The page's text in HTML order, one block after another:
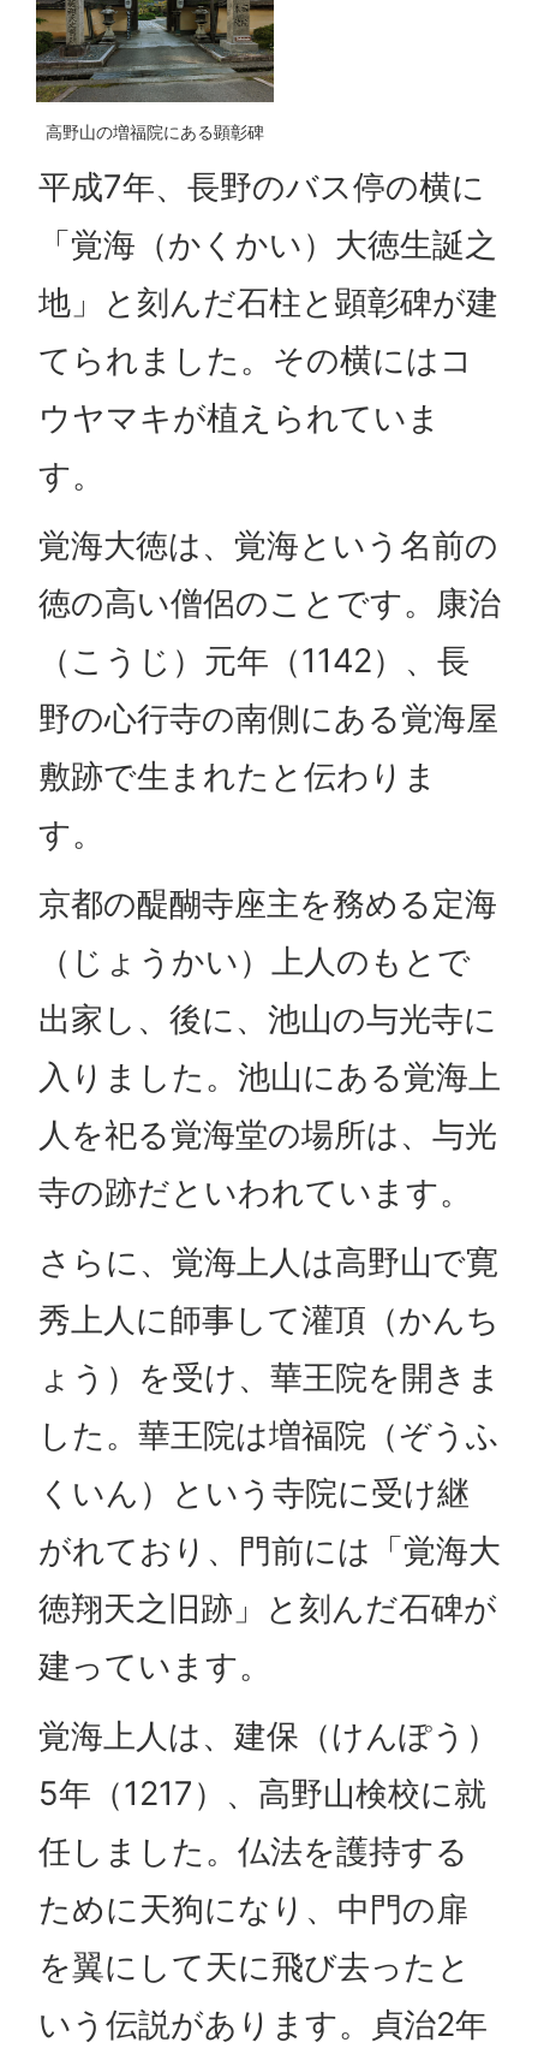
高野山の増福院にある顕彰碑
平成7年、長野のバス停の横に
「覚海（かくかい）大徳生誕之
地」と刻んだ石柱と顕彰碑が建
てられました。その横にはコ
ウヤマキが植えられていま
す。
覚海大徳は、覚海という名前の
徳の高い僧侶のことです。康治
（こうじ）元年（1142）、長
野の心行寺の南側にある覚海屋
敷跡で生まれたと伝わりま
す。
京都の醍醐寺座主を務める定海
（じょうかい）上人のもとで
出家し、後に、池山の与光寺に
入りました。池山にある覚海上
人を祀る覚海堂の場所は、与光
寺の跡だといわれています。
さらに、覚海上人は高野山で寛
秀上人に師事して灌頂（かんち
ょう）を受け、華王院を開きま
した。華王院は増福院（ぞうふ
くいん）という寺院に受け継
がれており、門前には「覚海大
徳翔天之旧跡」と刻んだ石碑が
建っています。
覚海上人は、建保（けんぽう）
5年（1217）、高野山検校に就
任しました。仏法を護持する
ために天狗になり、中門の扉
を翼にして天に飛び去ったと
いう伝説があります。貞治2年